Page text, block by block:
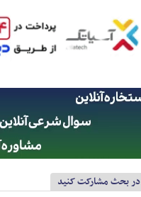
در بحث مشارکت کنید